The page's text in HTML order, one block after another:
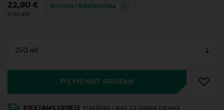
Original Price
22,90 € KUPONA PRIEKŠROCĪBA
91,60 €/1l
PIEVIENOT GROZAM
PIEEJAMS UZREIZ
PIEGĀDES LAIKS 2-7 DARBA DIENAS